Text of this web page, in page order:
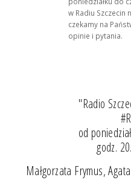
w Radiu Szczecin
czekamy na
opinie i pytania.
"Radio
od
godz.
Małgorzata Frymus,